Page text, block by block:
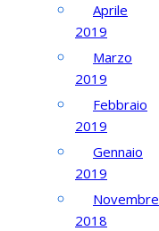
Aprile
2019
Marzo
2019
Febbraio
2019
Gennaio
2019
Novembre
2018